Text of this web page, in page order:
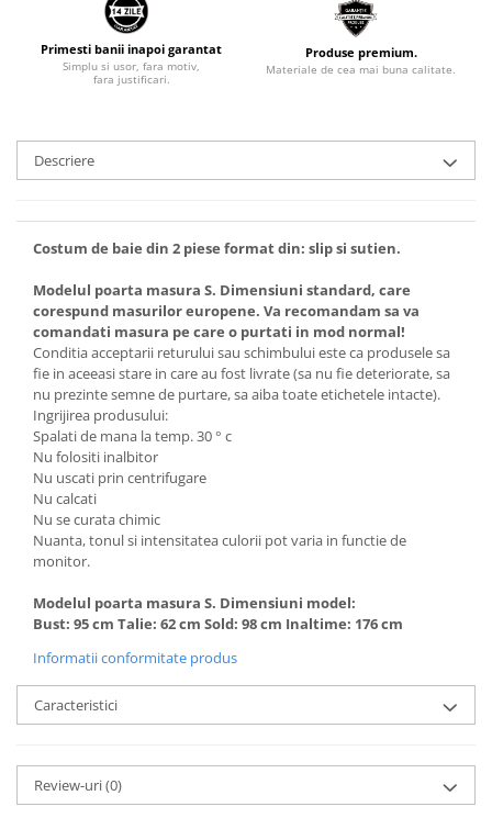
Primesti banii inapoi garantat
Simplu si usor, fara motiv,
fara justificari.
Produse premium.
Materiale de cea mai buna calitate.
Descriere
Costum de baie din 2 piese format din: slip si sutien.
Modelul poarta masura S. Dimensiuni standard, care
corespund masurilor europene. Va recomandam sa va
comandati masura pe care o purtati in mod normal!
Conditia acceptarii returului sau schimbului este ca produsele sa
fie in aceeasi stare in care au fost livrate (sa nu fie deteriorate, sa
nu prezinte semne de purtare, sa aiba toate etichetele intacte).
Ingrijirea produsului:
Spalati de mana la temp. 30 ° c
Nu folositi inalbitor
Nu uscati prin centrifugare
Nu calcati
Nu se curata chimic
Nuanta, tonul si intensitatea culorii pot varia in functie de
monitor.
Modelul poarta masura S. Dimensiuni model:
Bust: 95 cm Talie: 62 cm Sold: 98 cm Inaltime: 176 cm
Informatii conformitate produs
Caracteristici
Review-uri(0)